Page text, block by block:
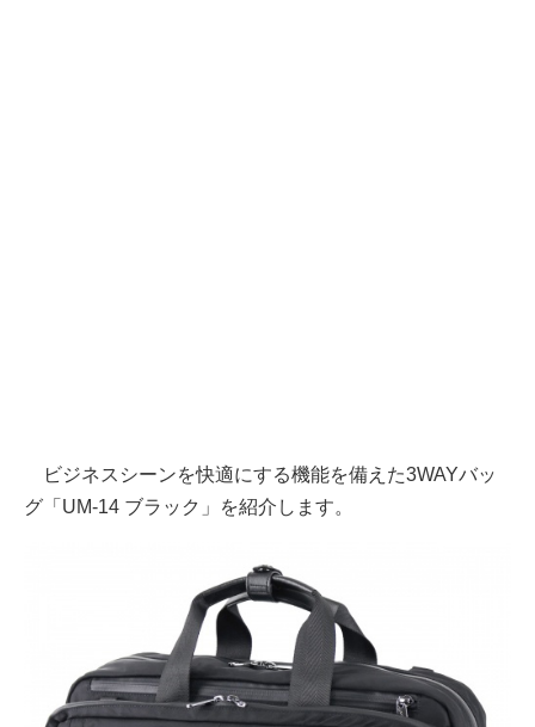
ビジネスシーンを快適にする機能を備えた3WAYバッ
グ「UM-14 ブラック」を紹介します。